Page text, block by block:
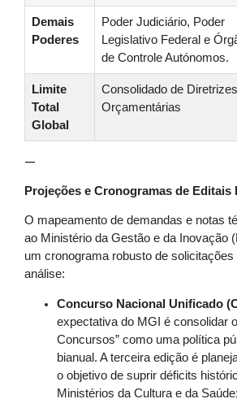
Demais
Poderes
Poder Judiciário, Poder
Legislativo Federal e
de Controle Autónomos.
Limite
Total
Global
Consolidado de Diretrizes
Orçamentárias
—
Projeções e Cronogramas de Editais
O mapeamento de demandas e notas
ao Ministério da Gestão e da Inovação
um cronograma robusto de
análise:
Concurso Nacional Unificado
expectativa do MGI é consolidar
Concursos” como uma política
bianual. A terceira edição é
o objetivo de suprir déficits
Ministérios da Cultura e da Saúde;